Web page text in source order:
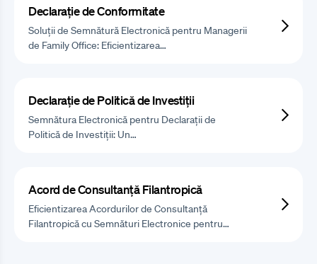
Declarație de Conformitate
Soluții de Semnătură Electronică pentru Managerii
de Family Office: Eficientizarea…
Declarație de Politică de Investiții
Semnătura Electronică pentru Declarații de
Politică de Investiții: Un…
Acord de Consultanță Filantropică
Eficientizarea Acordurilor de Consultanță
Filantropică cu Semnături Electronice pentru…